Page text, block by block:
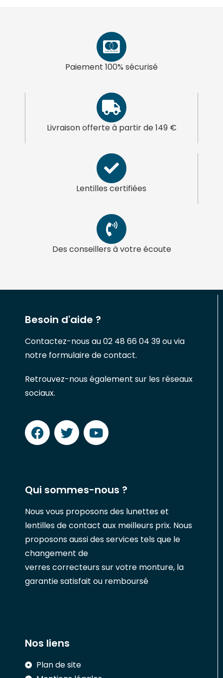
Paiement 100% sécurisé
Livraison offerte à partir de 149 €
Lentilles certifiées
Des conseillers à votre écoute
Besoin d'aide ?
Contactez-nous au 02 48 66 04 39 ou via
notre formulaire de contact.
Retrouvez-nous également sur les réseaux
sociaux.
Qui sommes-nous ?
Nous vous proposons des lunettes et
lentilles de contact aux meilleurs prix. Nous
proposons aussi des services tels que le
changement de
verres correcteurs sur votre monture, la
garantie satisfait ou remboursé
Nos liens
Plan de site